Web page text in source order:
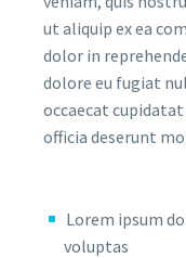
ut aliquip ex ea
dolor in
dolore eu fugiat
occaecat
officia deserunt
Lorem ipsum
voluptas